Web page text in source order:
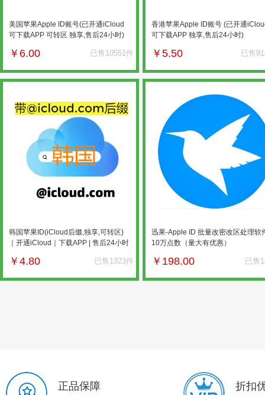
美国苹果Apple ID账号(已开通iCloud
可下载APP 可转区 独享,售后24小时)
￥ 6.00 已售10551件
香港苹果Apple ID账号 (已开通
可下载APP 独享,售后24小时)
￥5.50 已售
韩国苹果ID(iCloud后缀,独享,可转区)
｜开通iCloud｜下载APP | 售后24小时
￥ 4.80 已售1323件
迅果-Apple ID 批量改密改区处理软
10万点数（量大有优惠）
￥ 198.00 已售
正品保障 折扣